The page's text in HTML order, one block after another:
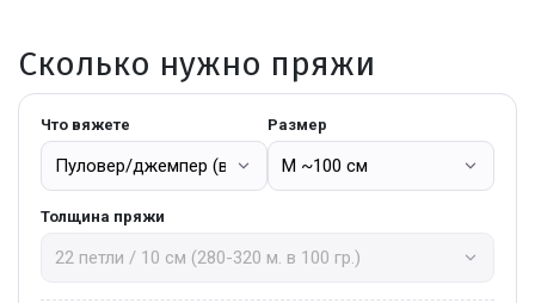
Сколько нужно пряжи
Что вяжете Размер
Толщина пряжи